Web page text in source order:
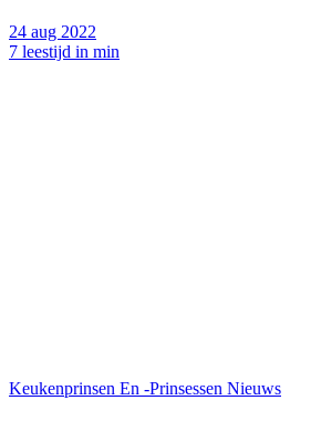
24 aug 2022
7 leestijd in min
Keukenprinsen En -Prinsessen Nieuws